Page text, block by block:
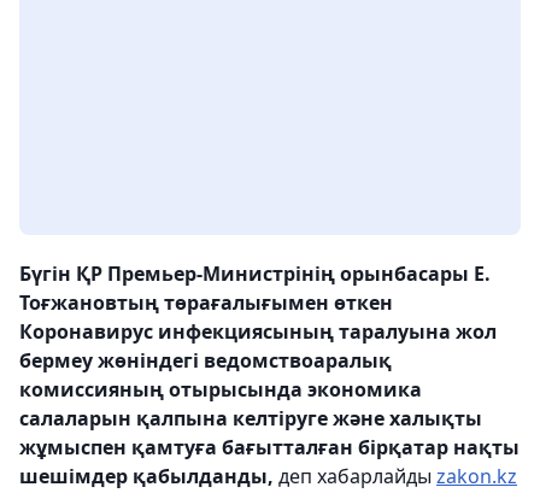
Бүгін ҚР Премьер-Министрінің орынбасары Е.
Тоғжановтың төрағалығымен өткен
Коронавирус инфекциясының таралуына жол
бермеу жөніндегі ведомствоаралық
комиссияның отырысында экономика
салаларын қалпына келтіруге және халықты
жұмыспен қамтуға бағытталған бірқатар нақты
шешімдер қабылданды, деп хабарлайды zakon.kz